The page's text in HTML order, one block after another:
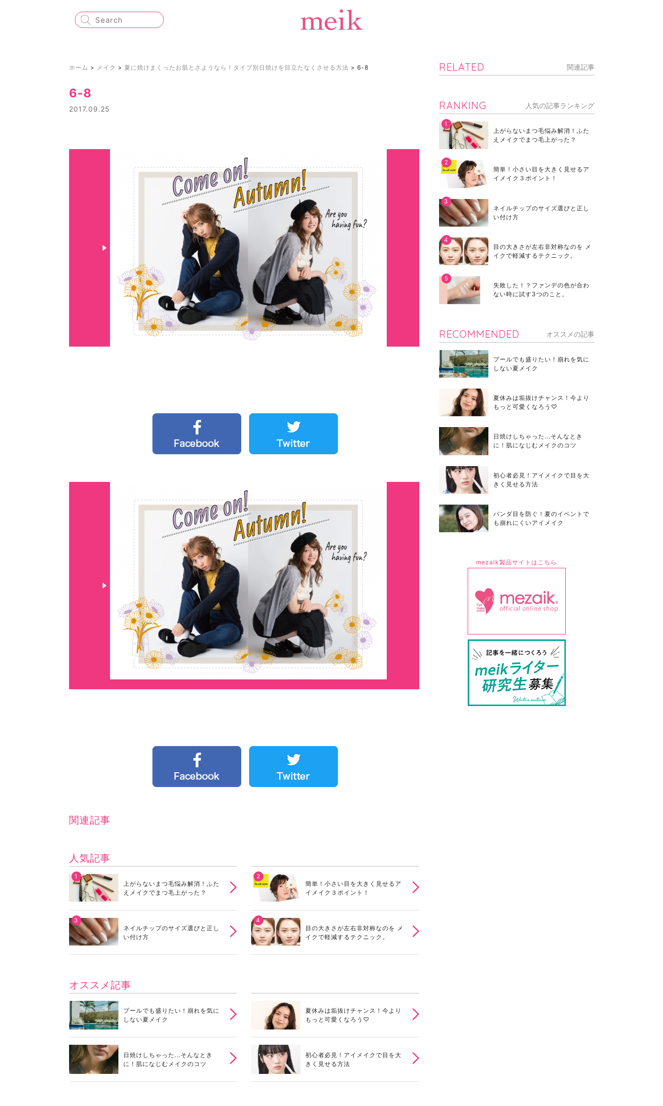
ホーム > メイク > 夏に焼けまくったお肌とさようなら！タイプ別日焼けを目立たなくさせる方法 > 6-8
6-8
2017.09.25
関連記事
人気記事
上がらないまつ毛悩み解消！ふた
えメイクでまつ毛上がった？
簡単！小さい目を大きく見せるア
イメイク３ポイント！
ネイルチップのサイズ選びと正し
い付け方
目の大きさが左右非対称なのを メ
イクで軽減するテクニック。
オススメ記事
プールでも盛りたい！崩れを気に
しない夏メイク
夏休みは垢抜けチャンス！今より
もっと可愛くなろう♡
日焼けしちゃった...そんなとき
に！肌になじむメイクのコツ
初心者必見！アイメイクで目を大
きく見せる方法
RELATED 関連記事
RANKING 人気の記事ランキング
上がらないまつ毛悩み解消！ふた
えメイクでまつ毛上がった？
簡単！小さい目を大きく見せるア
イメイク３ポイント！
ネイルチップのサイズ選びと正し
い付け方
目の大きさが左右非対称なのを メ
イクで軽減するテクニック。
失敗した！？ファンデの色が合わ
ない時に試す3つのこと。
RECOMMENDED オススメの記事
プールでも盛りたい！崩れを気に
しない夏メイク
夏休みは垢抜けチャンス！今より
もっと可愛くなろう♡
日焼けしちゃった...そんなとき
に！肌になじむメイクのコツ
初心者必見！アイメイクで目を大
きく見せる方法
パンダ目を防ぐ！夏のイベントで
も崩れにくいアイメイク
mezaik製品サイトはこちら